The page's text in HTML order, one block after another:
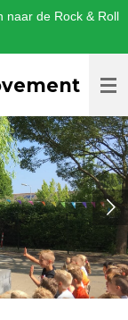
naar de Rock & Roll